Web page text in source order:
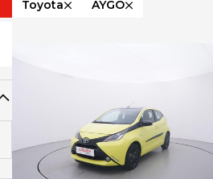
Toyota AYGO